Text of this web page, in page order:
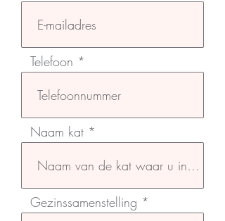
Telefoon
Naam kat
Gezinssamenstelling